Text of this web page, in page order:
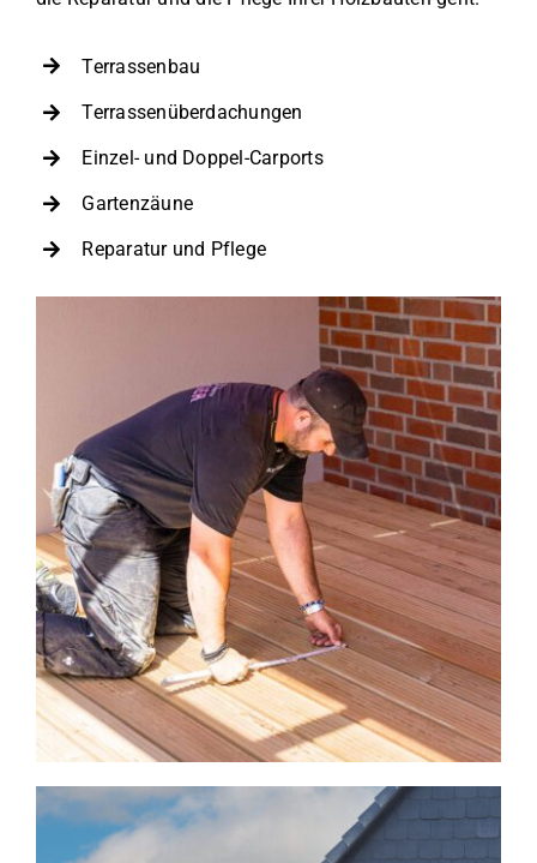
Terrassenbau
Terrassenüberdachungen
Einzel- und Doppel-Carports
Gartenzäune
Reparatur und Pflege